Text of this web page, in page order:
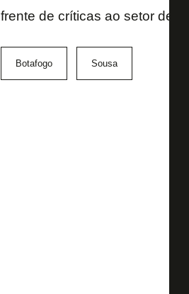
frente de críticas ao setor
Botafogo Sousa